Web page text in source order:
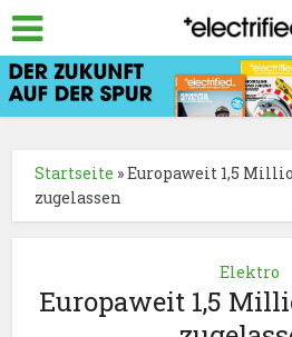
Startseite »Europaweit 1,5
zugelassen
Elektro
Europaweit 1,5